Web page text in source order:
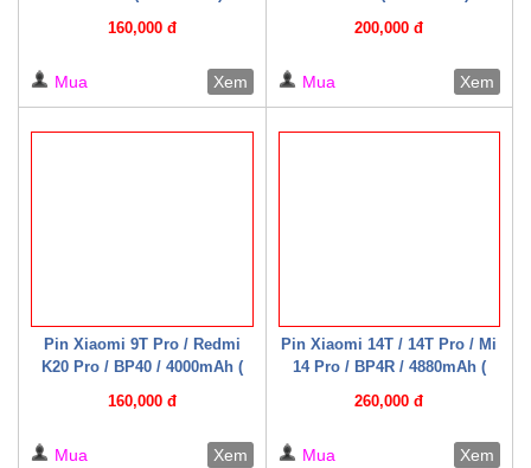
160,000 đ
Mua Xem
200,000 đ
Mua Xem
Pin Xiaomi 9T Pro / Redmi
K20 Pro / BP40 / 4000mAh (
160,000 đ
Mua Xem
Pin Xiaomi 14T / 14T Pro / Mi
14 Pro / BP4R / 4880mAh (
260,000 đ
Mua Xem